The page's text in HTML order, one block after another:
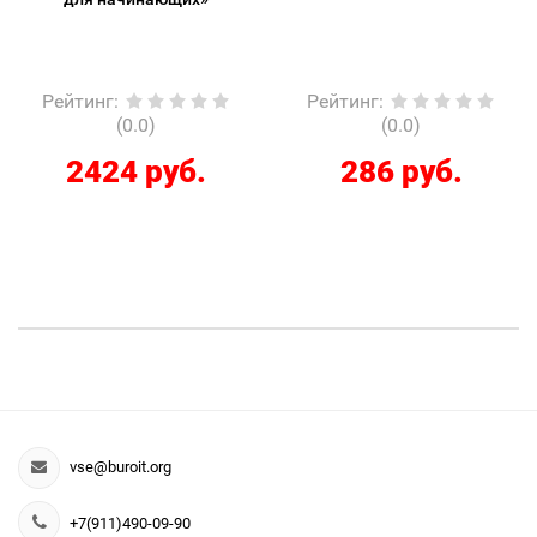
Рейтинг:
(0.0)
2424 руб.
Рейтинг:
(0.0)
286 руб.
vse@buroit.org
+7(911)490-09-90